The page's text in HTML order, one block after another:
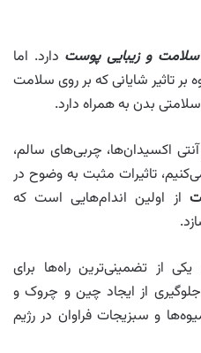
سلامت و زیبایی پوست دارد. اما
بر تاثیر شایانی که بر روی سلامت
بدن به همراه دارد.
اکسیدان‌ها، چربی‌های سالم،
تاثیرات مثبت به وضوح در
از اولین اندام‌هایی است که
از تضمینی‌ترین راه‌ها برای
از ایجاد چین و چروک و
و سبزیجات فراوان در رژیم